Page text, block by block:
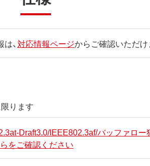
、対応情報ページからご確認いただけ
ります
Draft3.0/IEEE802.3af/バッファロ
をご確認ください